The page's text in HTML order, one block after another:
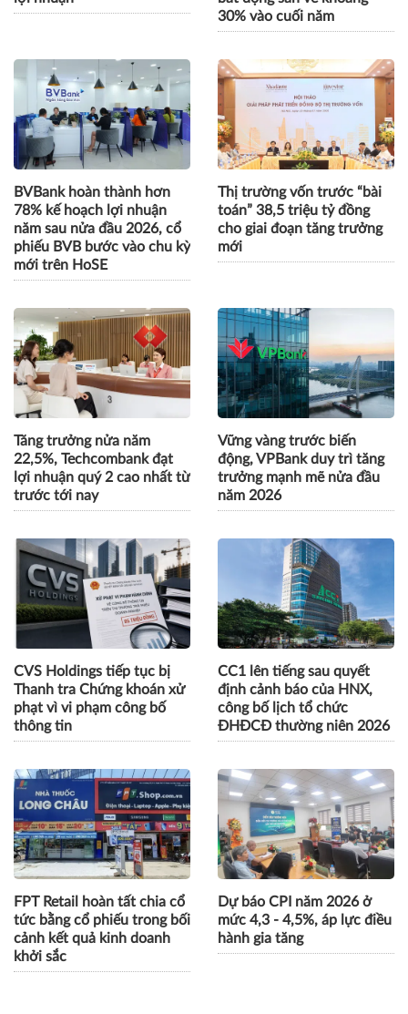
30% vào cuối năm
BVBank hoàn thành hơn
78% kế hoạch lợi nhuận
năm sau nửa đầu 2026, cổ
phiếu BVB bước vào chu kỳ
mới trên HoSE
Thị trường vốn trước “bài
toán” 38,5 triệu tỷ đồng
cho giai đoạn tăng trưởng
mới
Tăng trưởng nửa năm
22,5%, Techcombank đạt
lợi nhuận quý 2 cao nhất từ
trước tới nay
Vững vàng trước biến
động, VPBank duy trì tăng
trưởng mạnh mẽ nửa đầu
năm 2026
CVS Holdings tiếp tục bị
Thanh tra Chứng khoán xử
phạt vì vi phạm công bố
thông tin
CC1 lên tiếng sau quyết
định cảnh báo của HNX,
công bố lịch tổ chức
ĐHĐCĐ thường niên 2026
FPT Retail hoàn tất chia cổ
tức bằng cổ phiếu trong bối
cảnh kết quả kinh doanh
khởi sắc
Dự báo CPI năm 2026 ở
mức 4,3 - 4,5%, áp lực điều
hành gia tăng